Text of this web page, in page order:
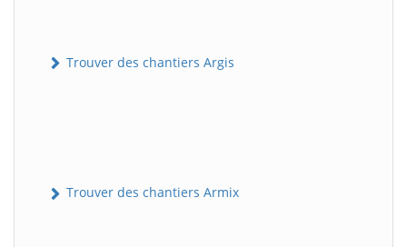
Trouver des chantiers Argis
Trouver des chantiers Armix